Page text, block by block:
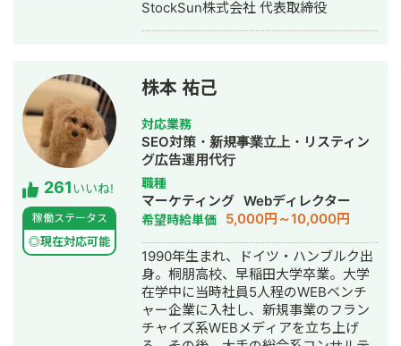
StockSun株式会社 代表取締役
261いいね!
稼働ステータス
◎現在対応可能
株本 祐己
対応業務
SEO対策・新規事業立上・リスティン
グ広告運用代行
職種
マーケティング Webディレクター
希望時給単価 5,000円～10,000円
1990年生まれ、ドイツ・ハンブルク出
身。桐朋高校、早稲田大学卒業。大学
在学中に当時社員5人程のWEBベンチ
ャー企業に入社し、新規事業のフラン
チャイズ系WEBメディアを立ち上げ